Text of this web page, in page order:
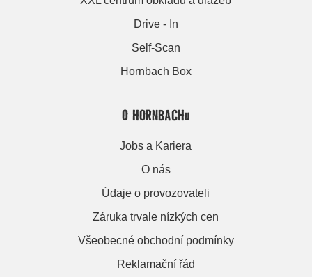
Drive - In
Self-Scan
Hornbach Box
O HORNBACHu
Jobs a Kariera
O nás
Údaje o provozovateli
Záruka trvale nízkých cen
Všeobecné obchodní podmínky
Reklamační řád